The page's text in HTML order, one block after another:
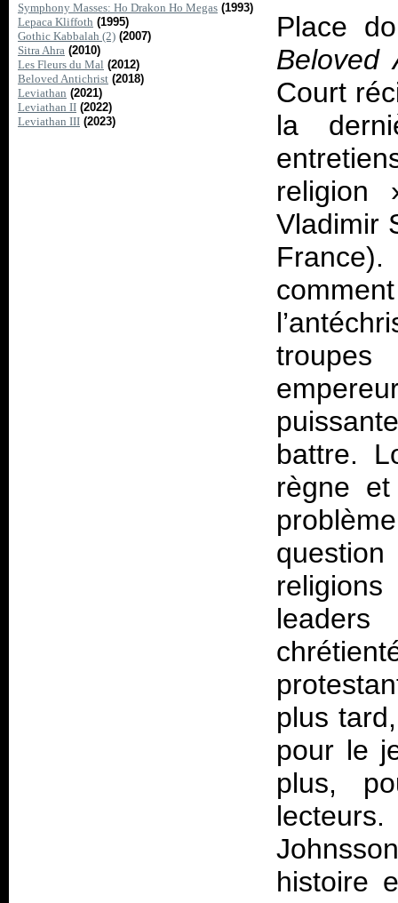
Symphony Masses: Ho Drakon Ho Megas (1993)
Lepaca Kliffoth (1995)
Gothic Kabbalah (2) (2007)
Sitra Ahra (2010)
Les Fleurs du Mal (2012)
Beloved Antichrist (2018)
Leviathan (2021)
Leviathan II (2022)
Leviathan III (2023)
Place
Beloved
Court
la
religion
Vladimir
battre.
règne
plus
pour le
plus,
histoire